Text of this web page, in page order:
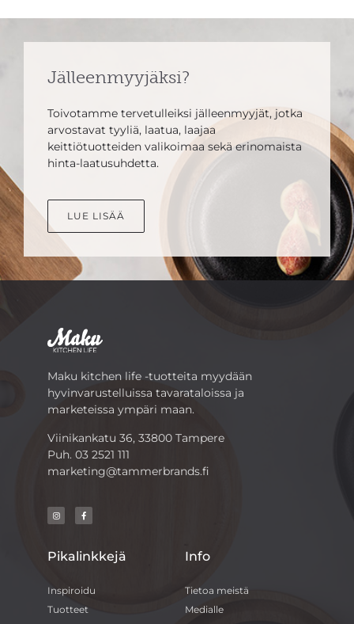
Jälleenmyyjäksi?
Toivotamme tervetulleiksi jälleenmyyjät, jotka
arvostavat tyyliä, laatua, laajaa
keittiötuotteiden valikoimaa sekä erinomaista
hinta-laatusuhdetta.
LUE LISÄÄ
Maku kitchen life -tuotteita myydään
hyvinvarustelluissa tavarataloissa ja
marketeissa ympäri maan.
Viinikankatu 36, 33800 Tampere
Puh. 03 2521 111
marketing@tammerbrands.fi
Pikalinkkejä
Inspiroidu
Tuotteet
Info
Tietoa meistä
Medialle